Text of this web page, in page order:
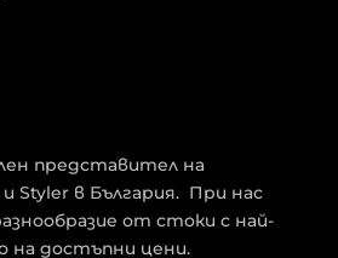
представител на
Styler в България. При нас
от стоки с най-
на достъпни цени.